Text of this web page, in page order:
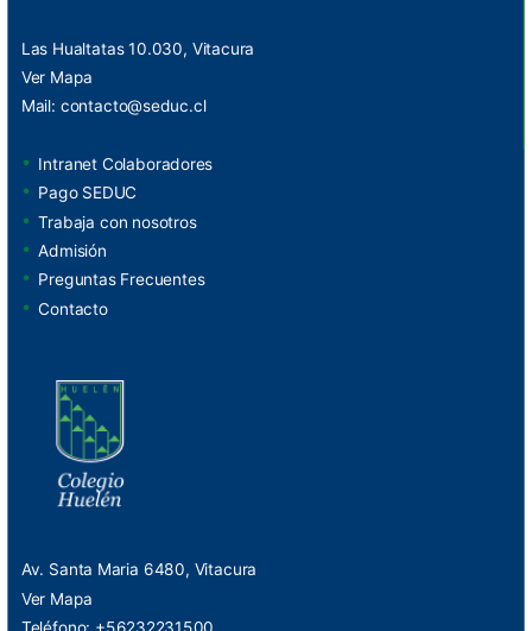
Las Hualtatas 10.030, Vitacura
Ver Mapa
Mail: contacto@seduc.cl
Intranet Colaboradores
Pago SEDUC
Trabaja con nosotros
Admisión
Preguntas Frecuentes
Contacto
Av. Santa Maria 6480, Vitacura
Ver Mapa
Teléfono: +56232231500